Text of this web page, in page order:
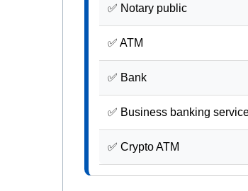
✅ Notary public
✅ ATM
✅ Bank
✅ Business banking
✅ Crypto ATM